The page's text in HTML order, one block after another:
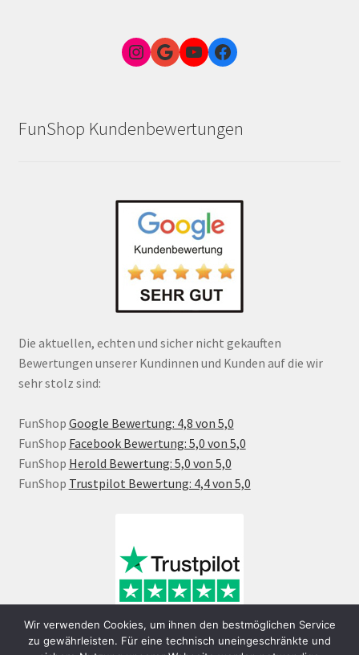
Instagram
Google Link zum FunShop WienYouTubeFacebook
FunShop Kundenbewertungen
Die aktuellen, echten und sicher nicht gekauften
Bewertungen unserer Kundinnen und Kunden auf die wir
sehr stolz sind:
FunShop Google Bewertung: 4,8 von 5,0
FunShop Facebook Bewertung: 5,0 von 5,0
FunShop Herold Bewertung: 5,0 von 5,0
FunShop Trustpilot Bewertung: 4,4 von 5,0
Wir verwenden Cookies, um ihnen den bestmöglichen Service
zu gewährleisten. Für eine technisch uneingeschränkte und